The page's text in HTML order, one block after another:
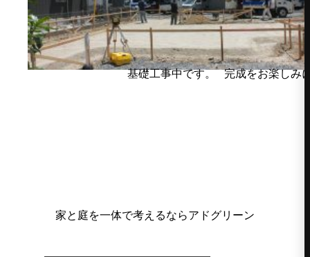
基礎工事中です。 完成をお楽しみ
家と庭を一体で考えるならアドグリーン